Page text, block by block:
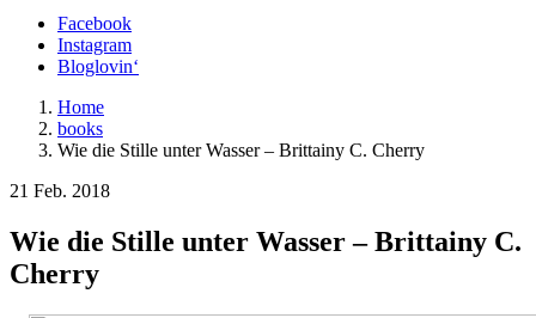
Facebook
Instagram
Bloglovin‘
Home
books
Wie die Stille unter Wasser – Brittainy C. Cherry
21 Feb. 2018
Wie die Stille unter Wasser – Brittainy C.
Cherry